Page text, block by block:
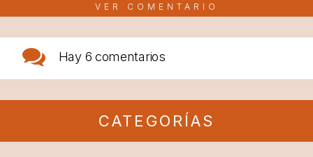
VER COMENTARIO
Hay 6 comentarios
CATEGORÍAS